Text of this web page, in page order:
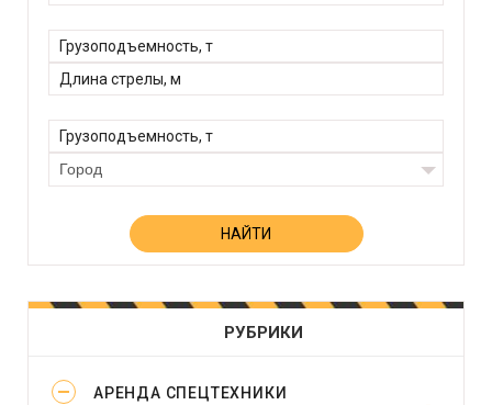
Город
РУБРИКИ
АРЕНДА СПЕЦТЕХНИКИ